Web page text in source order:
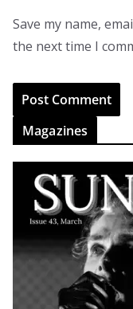
Save my name,
the next time I
Magazines